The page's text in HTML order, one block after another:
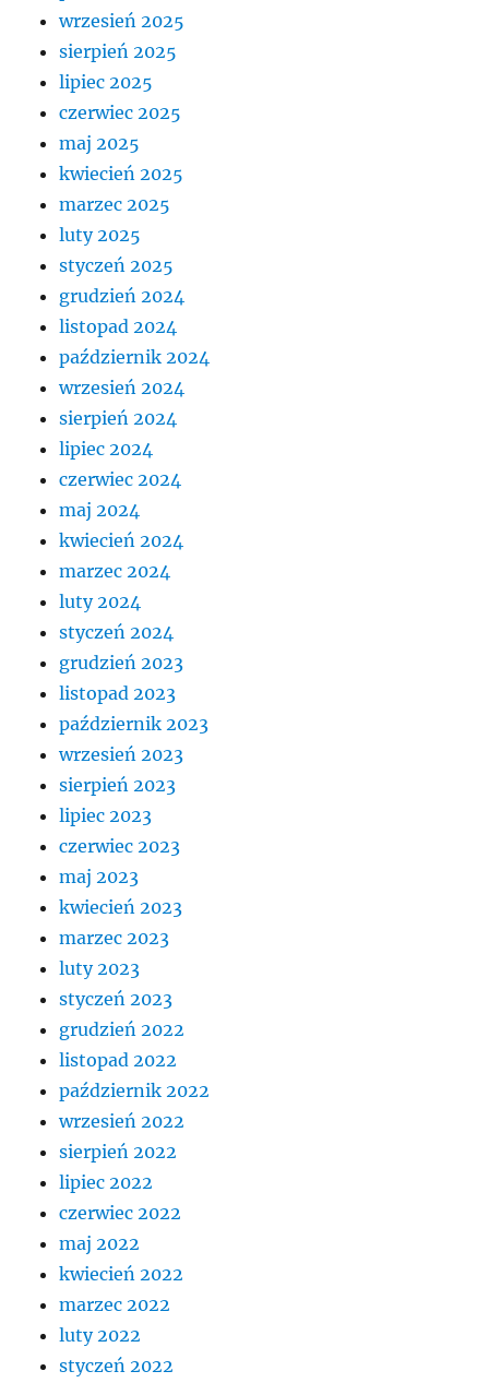
wrzesień 2025
sierpień 2025
lipiec 2025
czerwiec 2025
maj 2025
kwiecień 2025
marzec 2025
luty 2025
styczeń 2025
grudzień 2024
listopad 2024
październik 2024
wrzesień 2024
sierpień 2024
lipiec 2024
czerwiec 2024
maj 2024
kwiecień 2024
marzec 2024
luty 2024
styczeń 2024
grudzień 2023
listopad 2023
październik 2023
wrzesień 2023
sierpień 2023
lipiec 2023
czerwiec 2023
maj 2023
kwiecień 2023
marzec 2023
luty 2023
styczeń 2023
grudzień 2022
listopad 2022
październik 2022
wrzesień 2022
sierpień 2022
lipiec 2022
czerwiec 2022
maj 2022
kwiecień 2022
marzec 2022
luty 2022
styczeń 2022